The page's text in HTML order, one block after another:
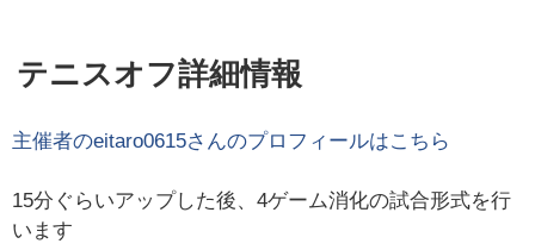
テニスオフ詳細情報
主催者のeitaro0615さんのプロフィールはこちら
15分ぐらいアップした後、4ゲーム消化の試合形式を行
います